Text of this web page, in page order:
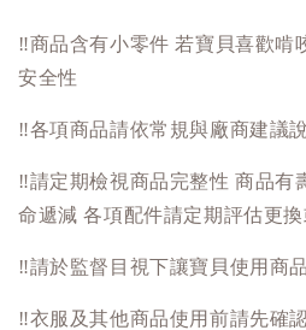
‼️商品含有小零件 若寶貝喜歡啃
安全性
‼️各項商品請依常規與廠商建議
‼️請定期檢視商品完整性 商品有
命遞減 各項配件請定期評估更
‼️請於監督目視下讓寶貝使用商品
‼️衣服及其他商品使用前請先確